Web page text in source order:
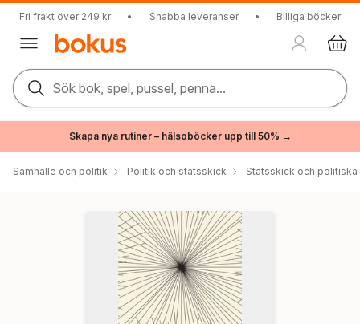
Fri frakt över 249 kr • Snabba leveranser • Billiga böcker
Sök bok, spel, pussel, penna...
Skapa nya rutiner – hälsoböcker upp till 50% →
Samhälle och politik Politik och statsskick Statsskick och